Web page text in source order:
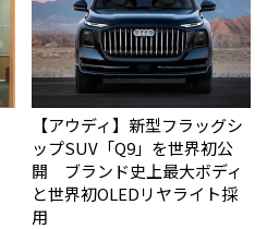
【アウディ】新型フラッグシ
ップSUV「Q9」を世界初公
開 ブランド史上最大ボディ
と世界初OLEDリヤライト採
用